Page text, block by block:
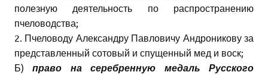
полезную деятельность по распространению
пчеловодства;
2. Пчеловоду Александру Павловичу Андроникову за
представленный сотовый и спущенный мед и воск;
Б)право на серебренную медаль Русского